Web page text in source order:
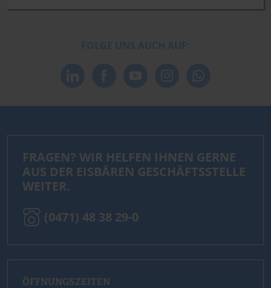
FRAGEN? WIR HELFEN IHNEN GERNE
AUS DER EISBÄREN GESCHÄFTSSTELLE
WEITER.
(0471) 48 38 29-0
ÖFFNUNGSZEITEN